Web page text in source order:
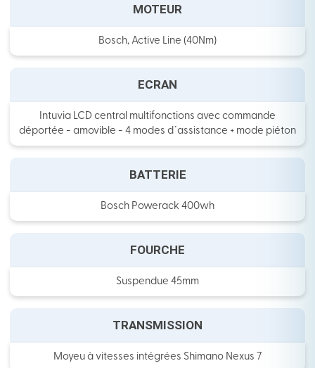
MOTEUR
Bosch, Active Line (40Nm)
ECRAN
Intuvia LCD central multifonctions avec commande
déportée - amovible - 4 modes dˊassistance + mode piéton
BATTERIE
Bosch Powerack 400wh
FOURCHE
Suspendue 45mm
TRANSMISSION
Moyeu à vitesses intégrées Shimano Nexus 7